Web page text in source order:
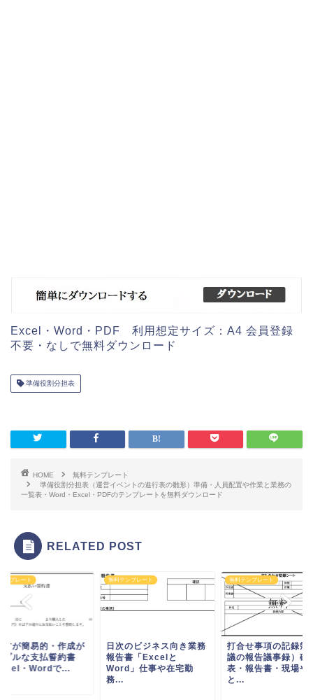
Excel・Word・PDF 利用想定サイズ：A4 会員登録
不要・なしで無料ダウンロード
準備役割分担表
HOME
無料テンプレート
準備役割分担表（運営イベントの進行表の雛形）準備・人員配置や作業と業務の
一覧表・Word・Excel・PDFのテンプレートを無料ダウンロード
RELATED POST
ンプレート
方が簡易的・作成が
プルな支払誓約書
・Wordで...
無料テンプレート
日次のビジネス向き業務
報告書「Excelと
Word」仕事や在宅勤
務...
無料テンプレート
打合せ事項の記録簿
議の報告議事録）確
表・報告書・現場や
と...